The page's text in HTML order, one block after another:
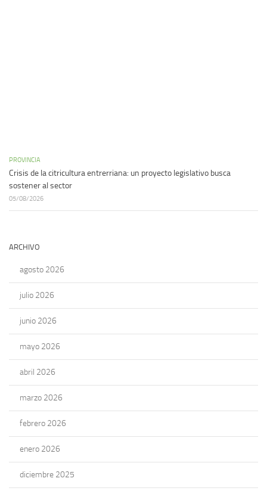
PROVINCIA
Crisis de la citricultura entrerriana: un proyecto legislativo busca
sostener al sector
05/08/2026
ARCHIVO
agosto 2026
julio 2026
junio 2026
mayo 2026
abril 2026
marzo 2026
febrero 2026
enero 2026
diciembre 2025